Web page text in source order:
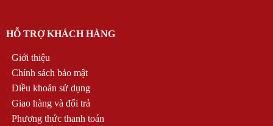
HỖ TRỢ KHÁCH HÀNG
Giới thiệu
Chính sách bảo mật
Điều khoản sử dụng
Giao hàng và đổi trả
Phương thức thanh toán